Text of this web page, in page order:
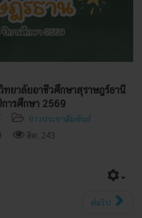
ยาลัยอาชีวศึกษาสุราษฎร์ธานี
ารศึกษา 2569
ข่าวประชาสัมพันธ์
ฮิต: 243
ต่อไป